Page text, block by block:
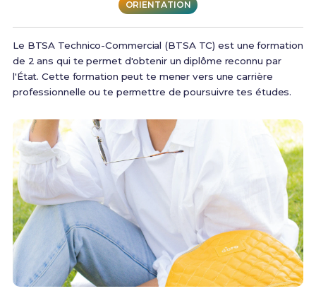
ORIENTATION
Le BTSA Technico-Commercial (BTSA TC) est une formation
de 2 ans qui te permet d'obtenir un diplôme reconnu par
l'État. Cette formation peut te mener vers une carrière
professionnelle ou te permettre de poursuivre tes études.